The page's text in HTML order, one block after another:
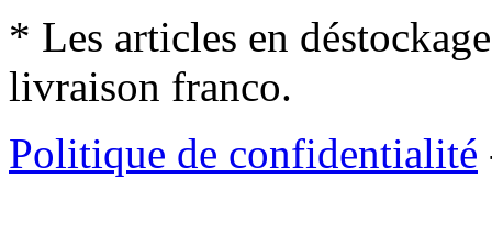
* Les articles en
livraison franco.
Politique de confidentialité